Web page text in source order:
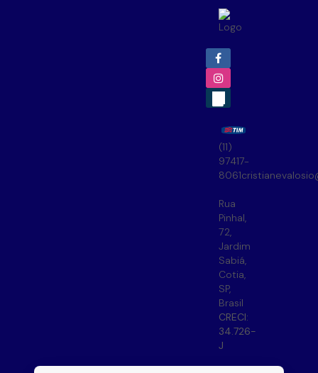
(11)
97417-
8061
Rua
Pinhal,
72,
Jardim
Sabiá,
Cotia,
SP,
Brasil
CRECI:
34.726-
J